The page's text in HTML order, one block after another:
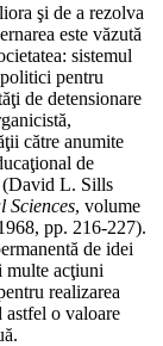
şi de a rezolva
este văzută
sistemul
pentru
de detensionare
către anumite
de
(David L. Sills
Sciences, volume
pp. 216-227).
de idei
multe acţiuni
realizarea
astfel o valoare